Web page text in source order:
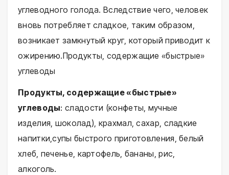
углеводного голода. Вследствие чего, человек
вновь потребляет сладкое, таким образом,
возникает замкнутый круг, который приводит к
ожирению.Продукты, содержащие «быстрые»
углеводы
Продукты, содержащие «быстрые»
углеводы: сладости (конфеты, мучные
изделия, шоколад), крахмал, сахар, сладкие
напитки,супы быстрого приготовления, белый
хлеб, печенье, картофель, бананы, рис,
алкоголь.